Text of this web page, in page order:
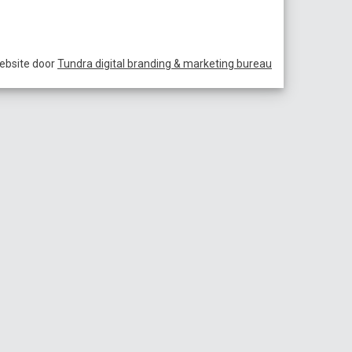
doorTundra digital branding & marketing bureau